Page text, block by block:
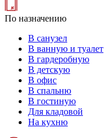
По назначению
В санузел
В ванную и туалет
В гардеробную
В детскую
В офис
В спальню
В гостиную
Для кладовой
На кухню